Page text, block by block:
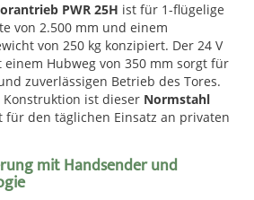
PWR 25H ist für 1-flügelige
von 2.500 mm und einem
von 250 kg konzipiert. Der 24 V
Hubweg von 350 mm sorgt für
zuverlässigen Betrieb des Tores.
ist dieser Normstahl
für den täglichen Einsatz an privaten
mit Handsender und